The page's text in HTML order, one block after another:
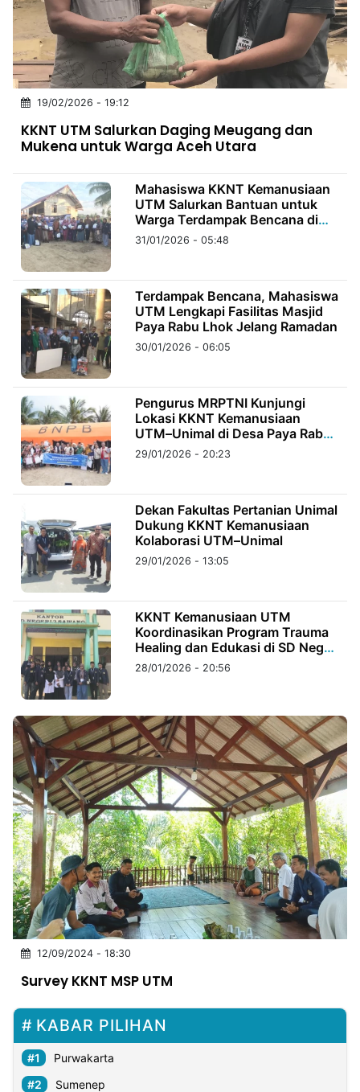
INDONESIA
Partner
NTB
Time
IDN
Jogja
Rakyat
News
Notice
Baru
Follow
Kabarbaru
Kabarbaru.co
2026
PT.
Kabarbaru
Media
19/02/2026 - 19:12
KKNT UTM Salurkan Daging Meugang dan
Mukena untuk Warga Aceh Utara
Mahasiswa KKNT Kemanusiaan
UTM Salurkan Bantuan untuk
Warga Terdampak Bencana di
Paya Rabu Lhok
31/01/2026 - 05:48
Terdampak Bencana, Mahasiswa
UTM Lengkapi Fasilitas Masjid
Paya Rabu Lhok Jelang Ramadan
30/01/2026 - 06:05
Pengurus MRPTNI Kunjungi
Lokasi KKNT Kemanusiaan
UTM–Unimal di Desa Paya Rabu
Lhok
29/01/2026 - 20:23
Dekan Fakultas Pertanian Unimal
Dukung KKNT Kemanusiaan
Kolaborasi UTM–Unimal
29/01/2026 - 13:05
KKNT Kemanusiaan UTM
Koordinasikan Program Trauma
Healing dan Edukasi di SD Negeri
2 Sawang
28/01/2026 - 20:56
12/09/2024 - 18:30
Survey KKNT MSP UTM
KABAR PILIHAN
Purwakarta
Sumenep